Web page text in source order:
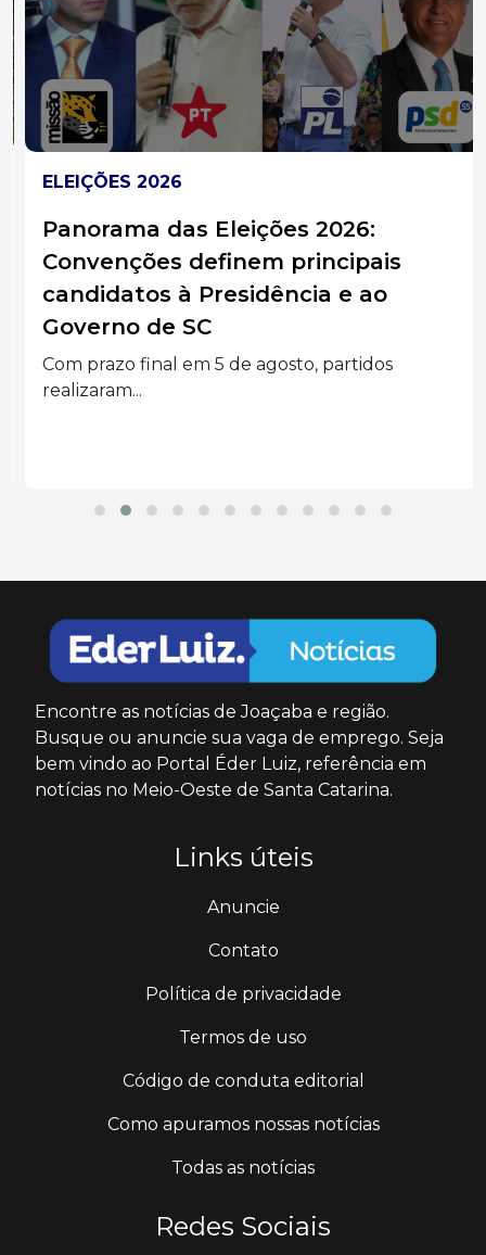
ELEIÇÕES 2026
Panorama das Eleições 2026:
Convenções definem principais
candidatos à Presidência e ao
Governo de SC
Com prazo final em 5 de agosto, partidos
realizaram...
Encontre as notícias de Joaçaba e região.
Busque ou anuncie sua vaga de emprego. Seja
bem vindo ao Portal Éder Luiz, referência em
notícias no Meio-Oeste de Santa Catarina.
Links úteis
Anuncie
Contato
Política de privacidade
Termos de uso
Código de conduta editorial
Como apuramos nossas notícias
Todas as notícias
Redes Sociais